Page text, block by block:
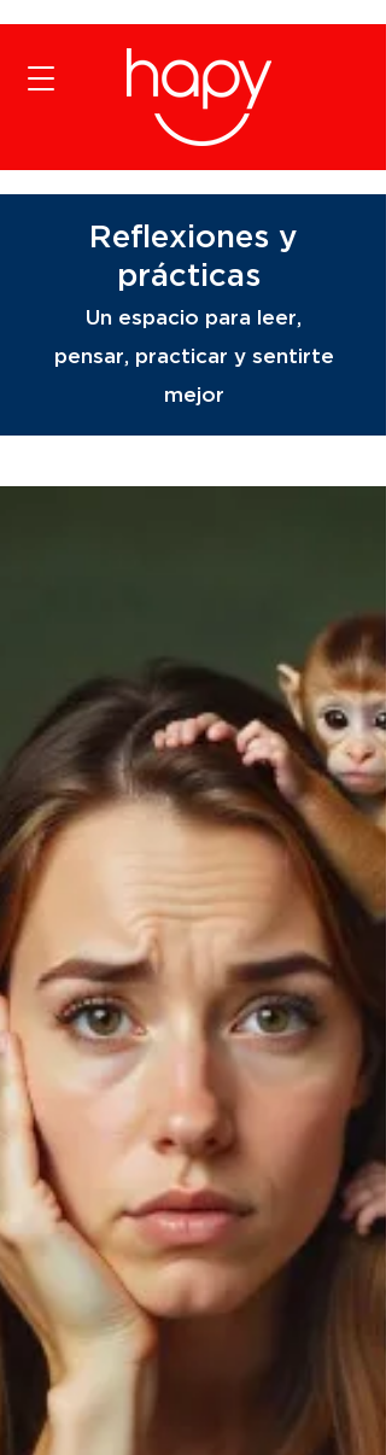
Reflexiones y
prácticas
Un espacio para leer,
pensar, practicar y sentirte
mejor